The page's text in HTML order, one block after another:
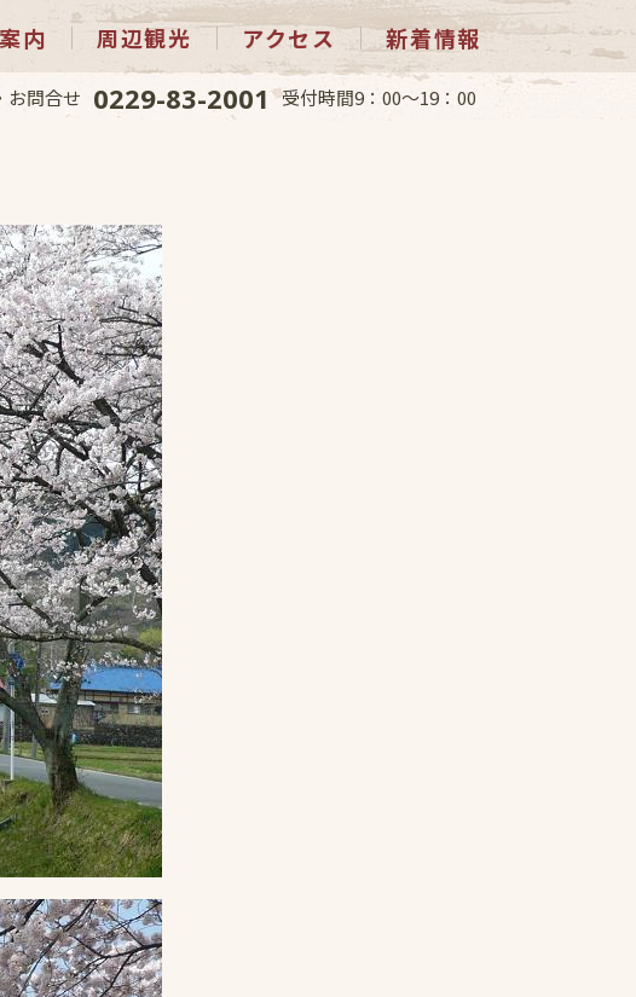
内 周辺観光 アクセス 新着情報
お問合せ 0229-83-2001 受付時間9：00～19：00